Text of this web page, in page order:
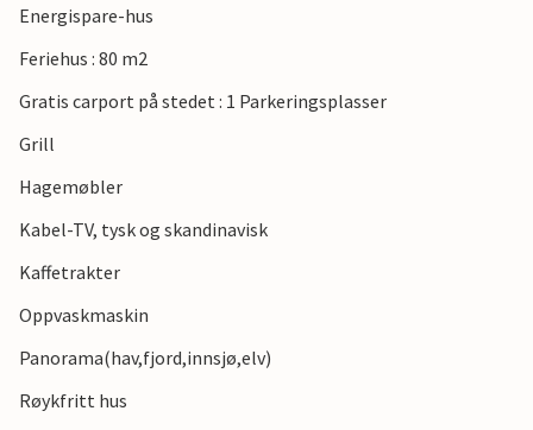
Energispare-hus
Feriehus : 80 m2
Gratis carport på stedet : 1 Parkeringsplasser
Grill
Hagemøbler
Kabel-TV, tysk og skandinavisk
Kaffetrakter
Oppvaskmaskin
Panorama(hav,fjord,innsjø,elv)
Røykfritt hus